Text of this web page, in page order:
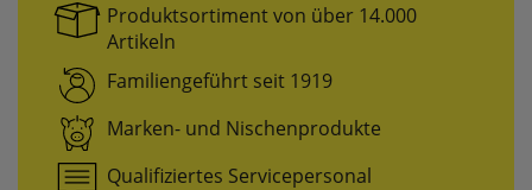
Produktsortiment von über 14.000
Artikeln
Familiengeführt seit 1919
Marken- und Nischenprodukte
Qualifiziertes Servicepersonal